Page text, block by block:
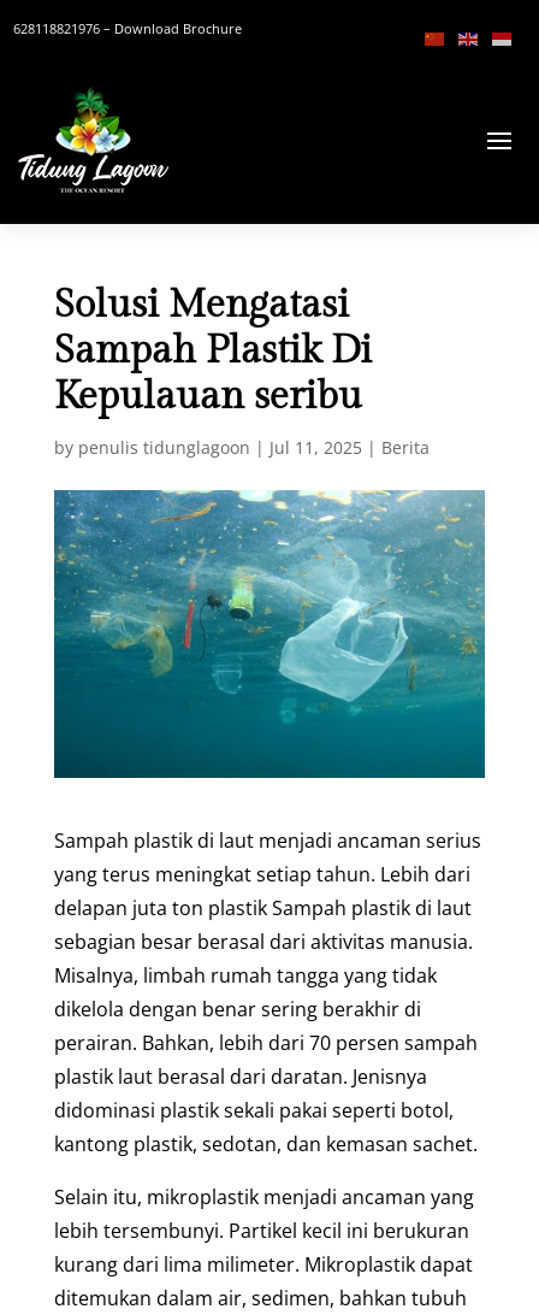
628118821976 – Download Brochure
Solusi Mengatasi
Sampah Plastik Di
Kepulauan seribu
by penulis tidunglagoon | Jul 11, 2025| Berita
Sampah plastik di laut menjadi ancaman serius
yang terus meningkat setiap tahun. Lebih dari
delapan juta ton plastik Sampah plastik di laut
sebagian besar berasal dari aktivitas manusia.
Misalnya, limbah rumah tangga yang tidak
dikelola dengan benar sering berakhir di
perairan. Bahkan, lebih dari 70 persen sampah
plastik laut berasal dari daratan. Jenisnya
didominasi plastik sekali pakai seperti botol,
kantong plastik, sedotan, dan kemasan sachet.
Selain itu, mikroplastik menjadi ancaman yang
lebih tersembunyi. Partikel kecil ini berukuran
kurang dari lima milimeter. Mikroplastik dapat
ditemukan dalam air, sedimen, bahkan tubuh